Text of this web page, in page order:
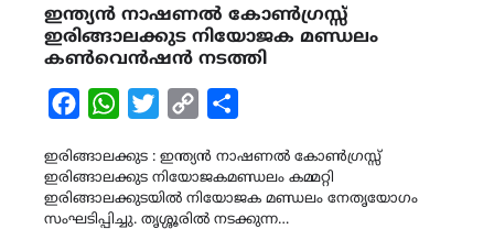
ഇന്ത്യൻ നാഷണൽ കോൺഗ്രസ്സ്
ഇരിങ്ങാലക്കുട നിയോജക മണ്ഡലം
കൺവെൻഷൻ നടത്തി
FacebookWhatsAppTwitterCopy
ഇരിങ്ങാലക്കുട : ഇന്ത്യൻ നാഷണൽ കോൺഗ്രസ്സ്
ഇരിങ്ങാലക്കുട നിയോജകമണ്ഡലം കമ്മറ്റി
ഇരിങ്ങാലക്കുടയിൽ നിയോജക മണ്ഡലം നേതൃയോഗം
സംഘടിപ്പിച്ചു. തൃശ്ശൂരിൽ നടക്കുന്ന…